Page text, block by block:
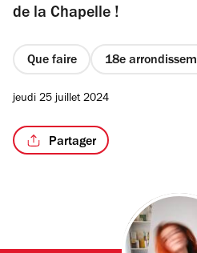
de la Chapelle !
Que faire 18e
jeudi 25 juillet 2024
Partager